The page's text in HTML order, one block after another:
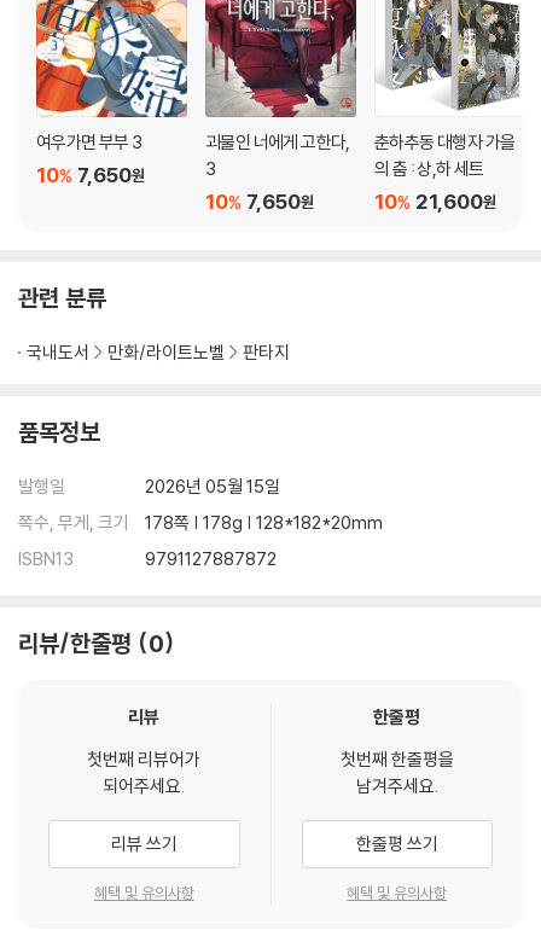
여우가면 부부 3
7,650원
10%
괴물인 너에게 고한다,
3
7,650원
10%
춘하추동 대행자 가을
의 춤 : 상,하 세트
21,600원
10%
관련 분류
국내도서 만화/라이트노벨 판타지
품목정보
발행일
2026년 05월 15일
쪽수, 무게, 크기
178쪽 | 178g | 128*182*20mm
ISBN13
9791127887872
리뷰/한줄평 0
리뷰
첫번째 리뷰어가
되어주세요.
리뷰 쓰기
혜택 및 유의사항
한줄평
첫번째 한줄평을
남겨주세요.
한줄평 쓰기
혜택 및 유의사항